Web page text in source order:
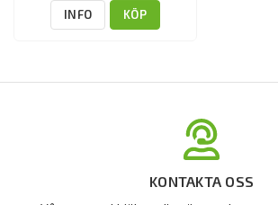
INFO KÖP
KONTAKTA OSS